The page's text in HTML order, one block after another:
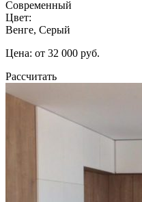
Современный
Цвет:
Венге, Серый
Цена: от 32 000 руб.
Рассчитать